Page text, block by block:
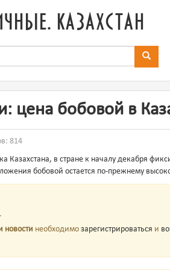
казахстан
цена бобовой в
814
Казахстана, в стране к началу декабря
бобовой остается по-прежнему
новости необходимо зарегистрироваться и